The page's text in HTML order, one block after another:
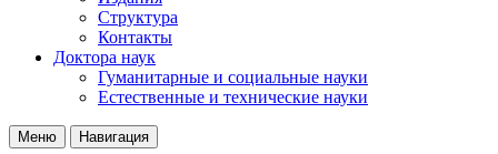
Структура
Контакты
Доктора наук
Гуманитарные и социальные науки
Естественные и технические науки
Меню Навигация